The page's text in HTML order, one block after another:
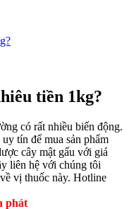
tiền 1kg?
có rất nhiều biến động.
tín để mua sản phẩm
cây mật gấu với giá
liên hệ với chúng tôi
vị thuốc này. Hotline